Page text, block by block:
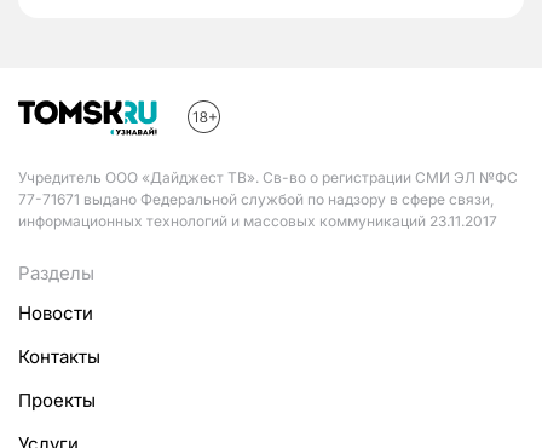
Учредитель ООО «Дайджест ТВ». Св-во о регистрации СМИ ЭЛ №ФС
77-71671 выдано Федеральной службой по надзору в сфере связи,
информационных технологий и массовых коммуникаций 23.11.2017
Разделы
Новости
Контакты
Проекты